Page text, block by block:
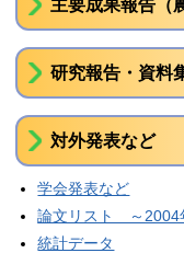
主要成果報告（
研究報告・資料
対外発表など
学会発表など
論文リスト ～2004
統計データ